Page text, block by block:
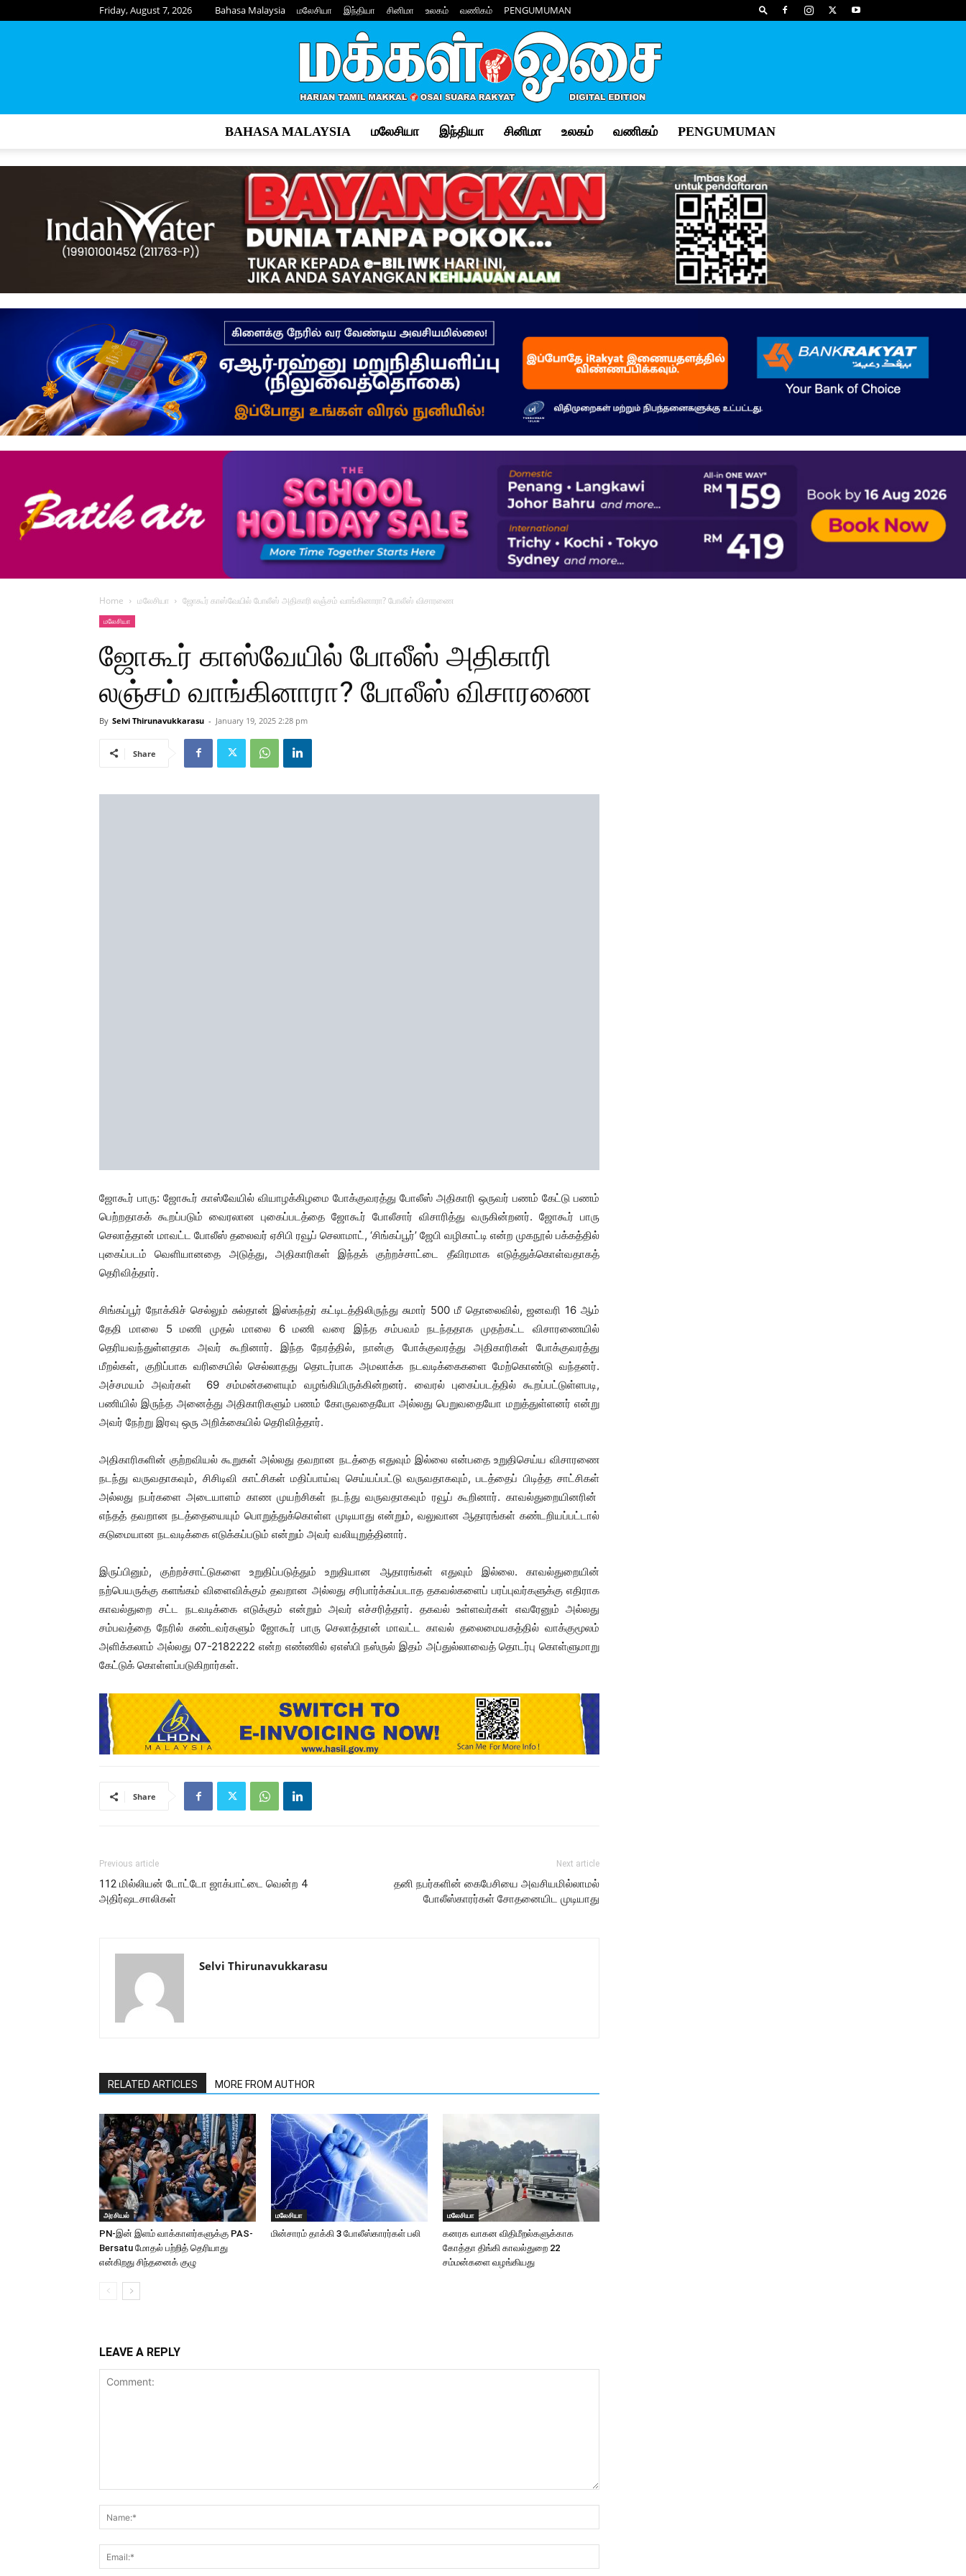
Friday, August 7, 2026 Bahasa Malaysia மலேசியா இந்தியா சினிமா உலகம் வணிகம் PENGUMUMAN
Osai
–
மக்கள்
BAHASA MALAYSIA மலேசியா இந்தியா சினிமா உலகம் வணிகம் PENGUMUMAN
Home மலேசியா ஜோகூர் காஸ்வேயில் போலீஸ் அதிகாரி லஞ்சம் வாங்கினாரா? போலீஸ் விசாரணை
மலேசியா
ஜோகூர் காஸ்வேயில் போலீஸ் அதிகாரி
லஞ்சம் வாங்கினாரா? போலீஸ் விசாரணை
By Selvi Thirunavukkarasu - January 19, 2025 2:28 pm
Share
ஜோகூர் பாரு: ஜோகூர் காஸ்வேயில் வியாழக்கிழமை போக்குவரத்து போலீஸ் அதிகாரி ஒருவர் பணம் கேட்டு பணம்
பெற்றதாகக் கூறப்படும் வைரலான புகைப்படத்தை ஜோகூர் போலீசார் விசாரித்து வருகின்றனர். ஜோகூர் பாரு
செலாத்தான் மாவட்ட போலீஸ் தலைவர் ஏசிபி ரவூப் செலாமாட், ‘சிங்கப்பூர்’ ஜேபி வழிகாட்டி என்ற முகநூல் பக்கத்தில்
புகைப்படம் வெளியானதை அடுத்து, அதிகாரிகள் இந்தக் குற்றச்சாட்டை தீவிரமாக எடுத்துக்கொள்வதாகத்
தெரிவித்தார்.
சிங்கப்பூர் நோக்கிச் செல்லும் சுல்தான் இஸ்கந்தர் கட்டிடத்திலிருந்து சுமார் 500 மீ தொலைவில், ஜனவரி 16 ஆம்
தேதி மாலை 5 மணி முதல் மாலை 6 மணி வரை இந்த சம்பவம் நடந்ததாக முதற்கட்ட விசாரணையில்
தெரியவந்துள்ளதாக அவர் கூறினார். இந்த நேரத்தில், நான்கு போக்குவரத்து அதிகாரிகள் போக்குவரத்து
மீறல்கள், குறிப்பாக வரிசையில் செல்லாதது தொடர்பாக அமலாக்க நடவடிக்கைகளை மேற்கொண்டு வந்தனர்.
அச்சமயம் அவர்கள் 69 சம்மன்களையும் வழங்கியிருக்கின்றனர். வைரல் புகைப்படத்தில் கூறப்பட்டுள்ளபடி,
பணியில் இருந்த அனைத்து அதிகாரிகளும் பணம் கோருவதையோ அல்லது பெறுவதையோ மறுத்துள்ளனர் என்று
அவர் நேற்று இரவு ஒரு அறிக்கையில் தெரிவித்தார்.
அதிகாரிகளின் குற்றவியல் கூறுகள் அல்லது தவறான நடத்தை எதுவும் இல்லை என்பதை உறுதிசெய்ய விசாரணை
நடந்து வருவதாகவும், சிசிடிவி காட்சிகள் மதிப்பாய்வு செய்யப்பட்டு வருவதாகவும், படத்தைப் பிடித்த சாட்சிகள்
அல்லது நபர்களை அடையாளம் காண முயற்சிகள் நடந்து வருவதாகவும் ரவூப் கூறினார். காவல்துறையினரின்
எந்தத் தவறான நடத்தையையும் பொறுத்துக்கொள்ள முடியாது என்றும், வலுவான ஆதாரங்கள் கண்டறியப்பட்டால்
கடுமையான நடவடிக்கை எடுக்கப்படும் என்றும் அவர் வலியுறுத்தினார்.
இருப்பினும், குற்றச்சாட்டுகளை உறுதிப்படுத்தும் உறுதியான ஆதாரங்கள் எதுவும் இல்லை. காவல்துறையின்
நற்பெயருக்கு களங்கம் விளைவிக்கும் தவறான அல்லது சரிபார்க்கப்படாத தகவல்களைப் பரப்புவர்களுக்கு எதிராக
காவல்துறை சட்ட நடவடிக்கை எடுக்கும் என்றும் அவர் எச்சரித்தார். தகவல் உள்ளவர்கள் எவரேனும் அல்லது
சம்பவத்தை நேரில் கண்டவர்களும் ஜோகூர் பாரு செலாத்தான் மாவட்ட காவல் தலைமையகத்தில் வாக்குமூலம்
அளிக்கலாம் அல்லது 07-2182222 என்ற எண்ணில் ஏஎஸ்பி நஸ்ருல் இதம் அப்துல்லாவைத் தொடர்பு கொள்ளுமாறு
கேட்டுக் கொள்ளப்படுகிறார்கள்.
Share
Previous article
112 மில்லியன் டோட்டோ ஜாக்பாட்டை வென்ற 4
அதிர்ஷடசாலிகள்
Next article
தனி நபர்களின் கைபேசியை அவசியமில்லாமல்
போலீஸ்காரர்கள் சோதனையிட முடியாது
Selvi Thirunavukkarasu
RELATED ARTICLES MORE FROM AUTHOR
அரசியல்
PN-இன் இளம் வாக்காளர்களுக்கு PAS-
Bersatu மோதல் பற்றித் தெரியாது
என்கிறது சிந்தனைக் குழு
மலேசியா
மின்சாரம் தாக்கி 3 போலீஸ்காரர்கள் பலி
மலேசியா
கனரக வாகன விதிமீறல்களுக்காக
கோத்தா திங்கி காவல்துறை 22
சம்மன்களை வழங்கியது
LEAVE A REPLY